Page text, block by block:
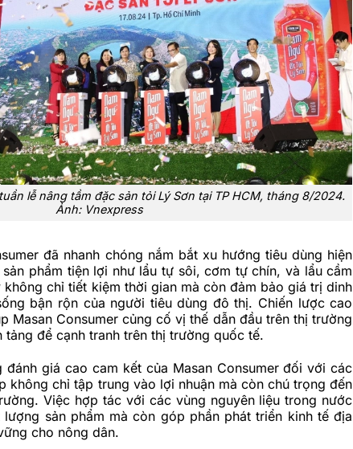
lễ nâng tầm đặc sản tỏi Lý Sơn tại TP HCM, tháng 8/2024.
Ảnh: Vnexpress
đã nhanh chóng nắm bắt xu hướng tiêu dùng hiện
phẩm tiện lợi như lẩu tự sôi, cơm tự chín, và lẩu cầm
không chỉ tiết kiệm thời gian mà còn đảm bảo giá trị dinh
bận rộn của người tiêu dùng đô thị. Chiến lược cao
Masan Consumer củng cố vị thế dẫn đầu trên thị trường
để cạnh tranh trên thị trường quốc tế.
đánh giá cao cam kết của Masan Consumerđối với các
không chỉ tập trung vào lợi nhuận mà còn chú trọng đến
Việc hợp tác với các vùng nguyên liệu trong nước
sản phẩm mà còn góp phần phát triển kinh tế địa
cho nông dân.